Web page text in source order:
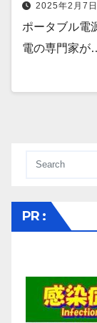
2025年2月7日
ポータブル電
電の専門家が
PR :